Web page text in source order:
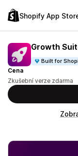
Shopify App
Growth
Built for
Cena
Zkušební verze zdarma